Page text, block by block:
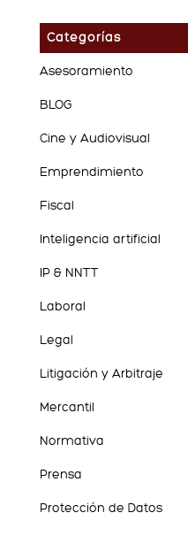
Categorías
Asesoramiento
BLOG
Cine y Audiovisual
Emprendimiento
Fiscal
Inteligencia artificial
IP & NNTT
Laboral
Legal
Litigación y Arbitraje
Mercantil
Normativa
Prensa
Protección de Datos